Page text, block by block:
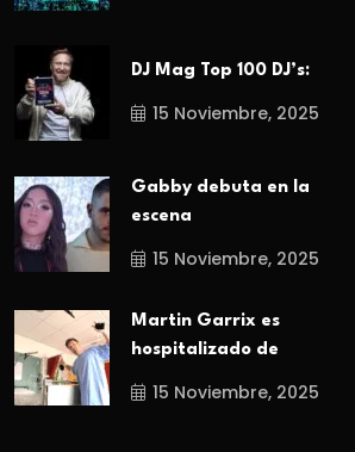
DJ Mag Top 100 DJ’s:
15 Noviembre, 2025
Gabby debuta en la
escena
15 Noviembre, 2025
Martin Garrix es
hospitalizado de
15 Noviembre, 2025